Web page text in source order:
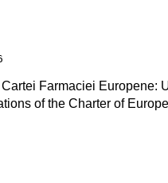
Farmaciei Europene:
of the Charter of